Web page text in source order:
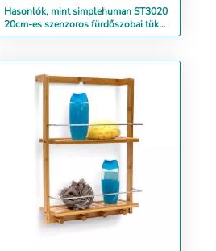
Hasonlók, mint simplehuman ST3020
20cm-es szenzoros fürdőszobai tükör
5x nagyítá...